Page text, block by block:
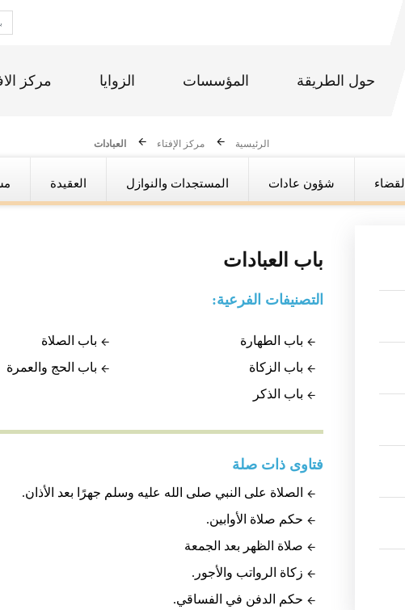
حول الطريقة المؤسسات الزوايا مركز
الرئيسية مركز الإفتاء العبادات
القضاء شؤون عادات المستجدات والنوازل العقيدة
باب العبادات
التصنيفات الفرعية:
باب الطهارة باب الصلاة
باب الزكاة
باب الحج والعمرة
باب الذكر
فتاوى ذات صلة
الصلاة على النبي صلى الله عليه وسلم جهرًا بعد الأذان.
حكم صلاة الأوابين.
صلاة الظهر بعد الجمعة
زكاة الرواتب والأجور.
حكم الدفن في الفساقي.